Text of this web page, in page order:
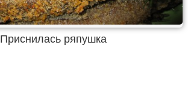
Приснилась ряпушка